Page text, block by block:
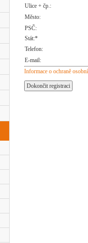
Ulice + čp.:
Město:
PSČ:
Stát:*
Telefon:
E-mail:
Informace o ochraně